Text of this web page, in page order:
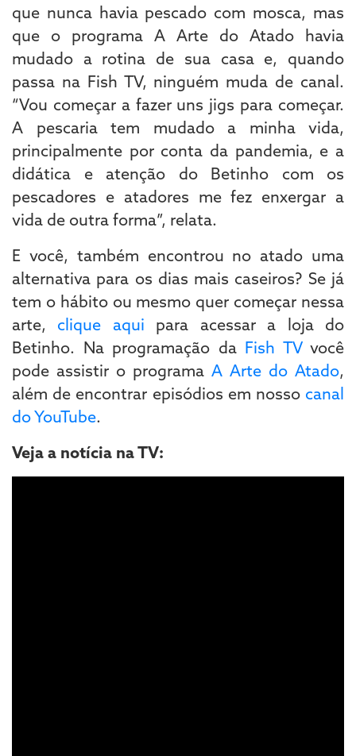
que nunca havia pescado com mosca, mas
que o programa A Arte do Atado havia
mudado a rotina de sua casa e, quando
passa na Fish TV, ninguém muda de canal.
“Vou começar a fazer uns jigs para começar.
A pescaria tem mudado a minha vida,
principalmente por conta da pandemia, e a
didática e atenção do Betinho com os
pescadores e atadores me fez enxergar a
vida de outra forma”, relata.
E você, também encontrou no atado uma
alternativa para os dias mais caseiros? Se já
tem o hábito ou mesmo quer começar nessa
arte, clique aqui para acessar a loja do
Betinho. Na programação da Fish TVvocê
pode assistir o programa A Arte do Atado,
além de encontrar episódios em nosso canal
do YouTube.
Veja a notícia na TV: